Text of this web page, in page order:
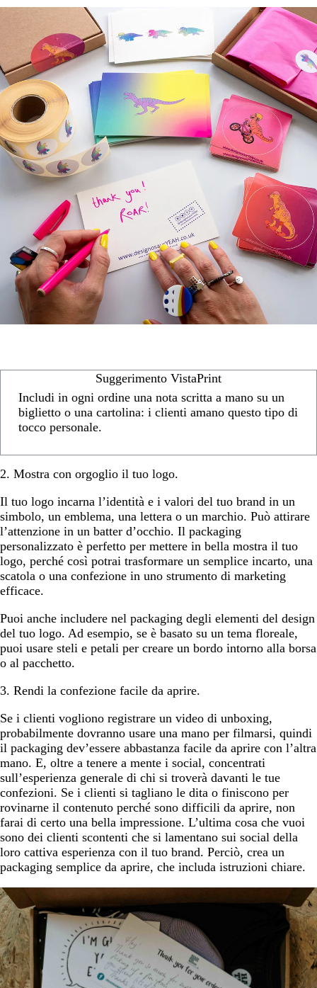
Suggerimento VistaPrint
Includi in ogni ordine una nota scritta a mano su un
biglietto o una cartolina: i clienti amano questo tipo di
tocco personale.
2. Mostra con orgoglio il tuo logo.
Il tuo logo incarna l’identità e i valori del tuo brand in un
simbolo, un emblema, una lettera o un marchio. Può attirare
l’attenzione in un batter d’occhio. Il packaging
personalizzato è perfetto per mettere in bella mostra il tuo
logo, perché così potrai trasformare un semplice incarto, una
scatola o una confezione in uno strumento di marketing
efficace.
Puoi anche includere nel packaging degli elementi del design
del tuo logo. Ad esempio, se è basato su un tema floreale,
puoi usare steli e petali per creare un bordo intorno alla borsa
o al pacchetto.
3. Rendi la confezione facile da aprire.
Se i clienti vogliono registrare un video di unboxing,
probabilmente dovranno usare una mano per filmarsi, quindi
il packaging dev’essere abbastanza facile da aprire con l’altra
mano. E, oltre a tenere a mente i social, concentrati
sull’esperienza generale di chi si troverà davanti le tue
confezioni. Se i clienti si tagliano le dita o finiscono per
rovinarne il contenuto perché sono difficili da aprire, non
farai di certo una bella impressione. L’ultima cosa che vuoi
sono dei clienti scontenti che si lamentano sui social della
loro cattiva esperienza con il tuo brand. Perciò, crea un
packaging semplice da aprire, che includa istruzioni chiare.